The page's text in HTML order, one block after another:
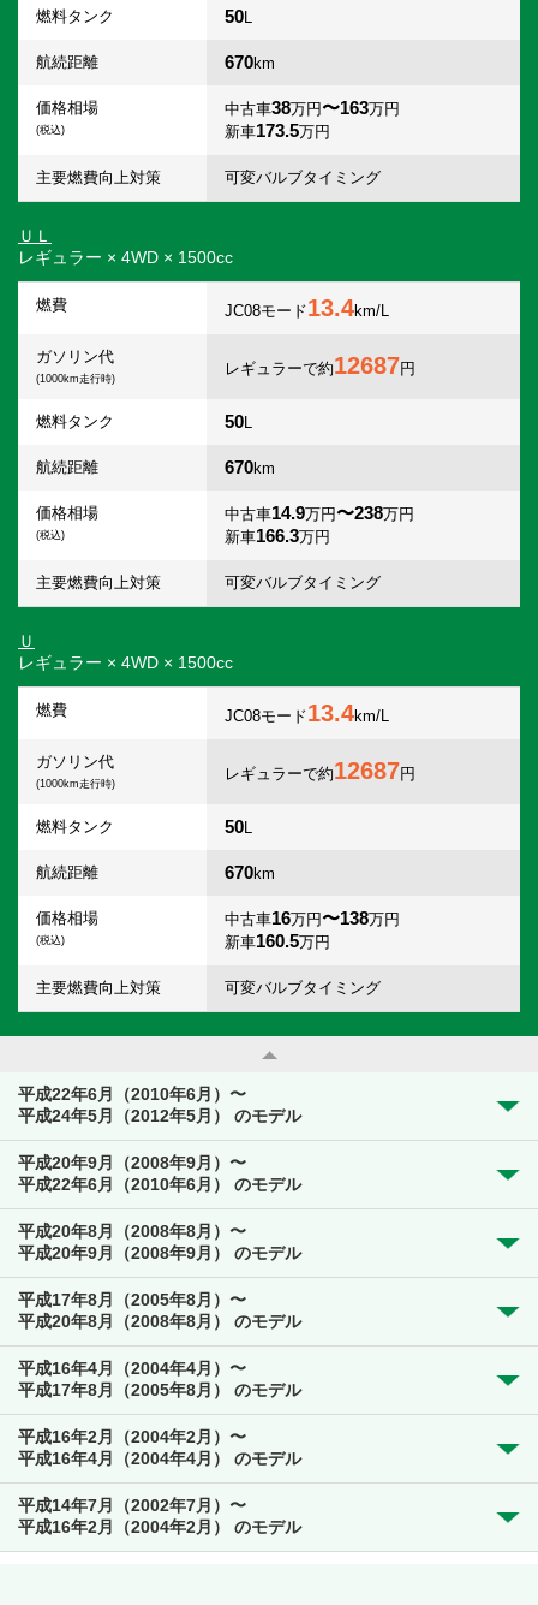
燃料タンク 50L
航続距離 670km
価格相場
(税込)
中古車38万円〜163万円
新車173.5万円
主要燃費向上対策 可変バルブタイミング
ＵＬ
レギュラー × 4WD × 1500cc
燃費 JC08モード13.4km/L
ガソリン代
(1000km走行時)
レギュラーで約12687円
燃料タンク 50L
航続距離 670km
価格相場
(税込)
中古車14.9万円〜238万円
新車166.3万円
主要燃費向上対策 可変バルブタイミング
Ｕ
レギュラー × 4WD × 1500cc
燃費 JC08モード13.4km/L
ガソリン代
(1000km走行時)
レギュラーで約12687円
燃料タンク 50L
航続距離 670km
価格相場
(税込)
中古車16万円〜138万円
新車160.5万円
主要燃費向上対策 可変バルブタイミング
平成22年6月（2010年6月）〜
平成24年5月（2012年5月） のモデル
平成20年9月（2008年9月）〜
平成22年6月（2010年6月） のモデル
平成20年8月（2008年8月）〜
平成20年9月（2008年9月） のモデル
平成17年8月（2005年8月）〜
平成20年8月（2008年8月） のモデル
平成16年4月（2004年4月）〜
平成17年8月（2005年8月） のモデル
平成16年2月（2004年2月）〜
平成16年4月（2004年4月） のモデル
平成14年7月（2002年7月）〜
平成16年2月（2004年2月） のモデル